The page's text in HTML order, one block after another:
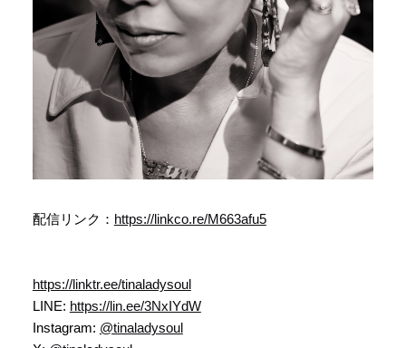
配信リンク： https://linkco.re/M663afu5
https://linktr.ee/tinaladysoul
LINE: https://lin.ee/3NxIYdW
Instagram: @tinaladysoul